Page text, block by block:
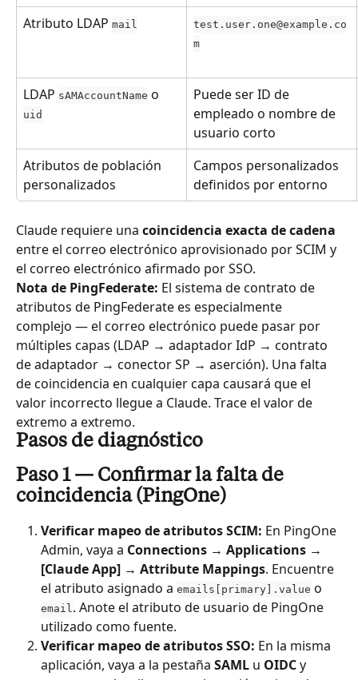
Atributo LDAP mail
test.user.one@example.co
m
LDAP sAMAccountName o
uid
Puede ser ID de
empleado o nombre de
usuario corto
Atributos de población
personalizados
Campos personalizados
definidos por entorno
Claude requiere una coincidencia exacta de cadena
entre el correo electrónico aprovisionado por SCIM y
el correo electrónico afirmado por SSO.
Nota de PingFederate: El sistema de contrato de
atributos de PingFederate es especialmente
complejo — el correo electrónico puede pasar por
múltiples capas (LDAP → adaptador IdP → contrato
de adaptador → conector SP → aserción). Una falta
de coincidencia en cualquier capa causará que el
valor incorrecto llegue a Claude. Trace el valor de
extremo a extremo.
Pasos de diagnóstico
Paso 1 — Confirmar la falta de
coincidencia (PingOne)
Verificar mapeo de atributos SCIM: En PingOne
Admin, vaya a Connections → Applications →
[Claude App] → Attribute Mappings. Encuentre
el atributo asignado a emails[primary].value o
email. Anote el atributo de usuario de PingOne
utilizado como fuente.
Verificar mapeo de atributos SSO: En la misma
aplicación, vaya a la pestaña SAML u OIDC y